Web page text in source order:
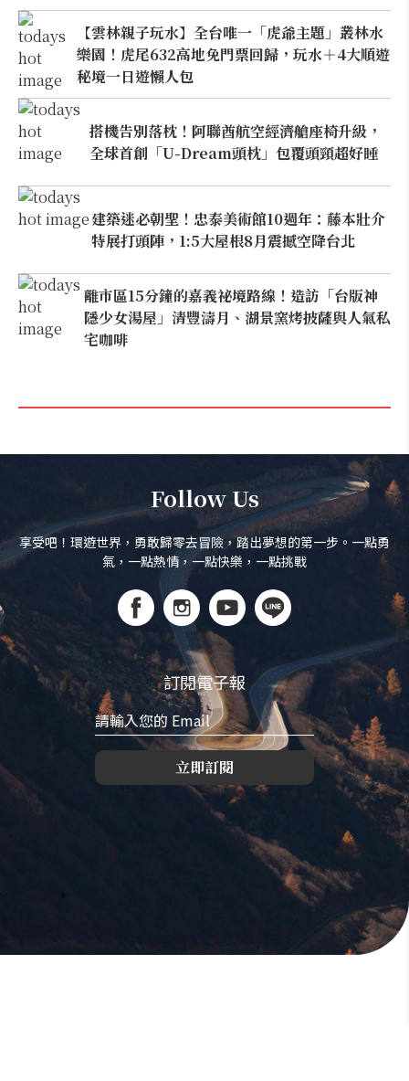
【雲林親子玩水】全台唯一「虎爺主題」叢林水
樂園！虎尾632高地免門票回歸，玩水＋4大順遊
秘境一日遊懶人包
搭機告別落枕！阿聯酋航空經濟艙座椅升級，
全球首創「U-Dream頭枕」包覆頭頸超好睡
建築迷必朝聖！忠泰美術館10週年：藤本壯介
特展打頭陣，1:5大屋根8月震撼空降台北
離市區15分鐘的嘉義祕境路線！造訪「台版神
隱少女湯屋」清豐濤月、湖景窯烤披薩與人氣私
宅咖啡
Follow Us
享受吧！環遊世界，勇敢歸零去冒險，踏出夢想的第一步。一點勇
氣，一點熱情，一點快樂，一點挑戰
訂閱電子報
立即訂閱